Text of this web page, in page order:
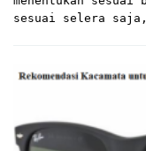
sesuai selera saja,